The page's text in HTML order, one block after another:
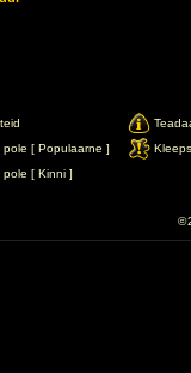
pole [ Populaarne ]
Kleeps
pole [ Kinni ]
©